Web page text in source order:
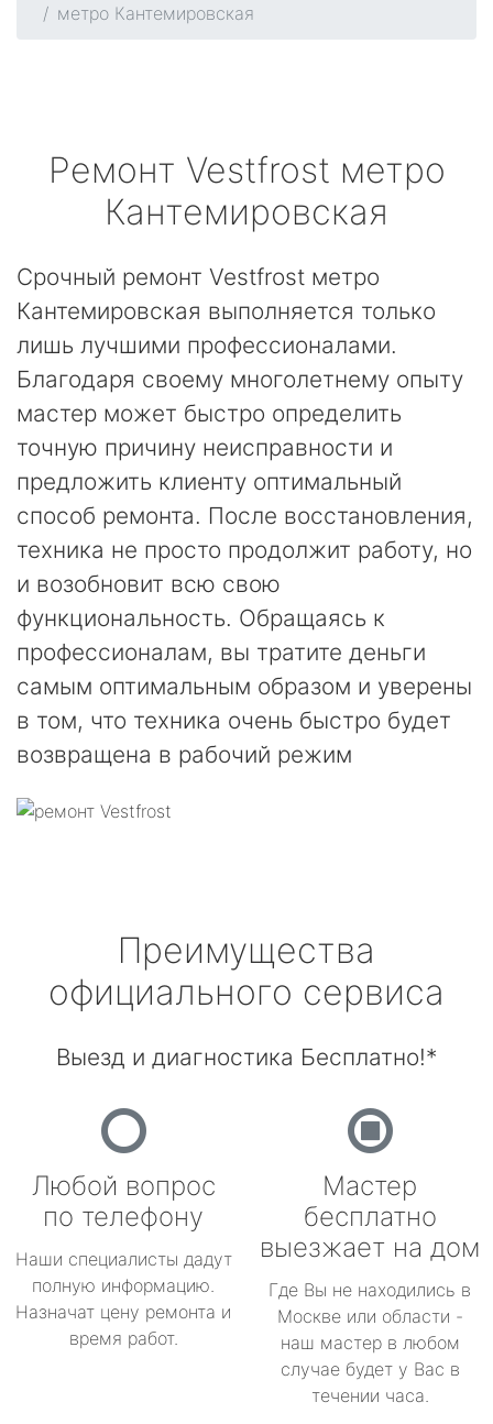
метро Кантемировская
Ремонт Vestfrost метро
Кантемировская
Срочный ремонт Vestfrost метро
Кантемировская выполняется только
лишь лучшими профессионалами.
Благодаря своему многолетнему опыту
мастер может быстро определить
точную причину неисправности и
предложить клиенту оптимальный
способ ремонта. После восстановления,
техника не просто продолжит работу, но
и возобновит всю свою
функциональность. Обращаясь к
профессионалам, вы тратите деньги
самым оптимальным образом и уверены
в том, что техника очень быстро будет
возвращена в рабочий режим
Преимущества
официального сервиса
Выезд и диагностика Бесплатно!*
Любой вопрос
по телефону
Наши специалисты дадут
полную информацию.
Назначат цену ремонта и
время работ.
Мастер
бесплатно
выезжает на дом
Где Вы не находились в
Москве или области -
наш мастер в любом
случае будет у Вас в
течении часа.